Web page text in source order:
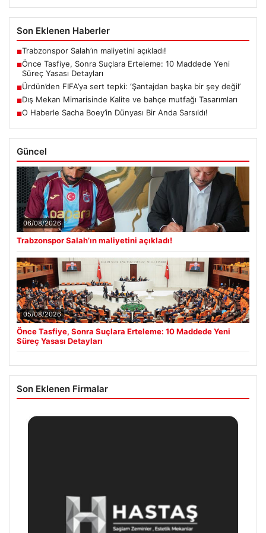
Son Eklenen Haberler
■Trabzonspor Salah’ın maliyetini açıkladı!
■Önce Tasfiye, Sonra Suçlara Erteleme: 10 Maddede Yeni
Süreç Yasası Detayları
■Ürdün’den FIFA’ya sert tepki: ‘Şantajdan başka bir şey değil’
■Dış Mekan Mimarisinde Kalite ve bahçe mutfağı Tasarımları
■O Haberle Sacha Boey’in Dünyası Bir Anda Sarsıldı!
Güncel
06/08/2026
Trabzonspor Salah’ın maliyetini açıkladı!
05/08/2026
Önce Tasfiye, Sonra Suçlara Erteleme: 10 Maddede Yeni
Süreç Yasası Detayları
Son Eklenen Firmalar